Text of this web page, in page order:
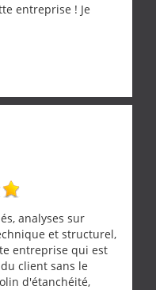
entreprise ! Je
analyses sur
et structurel,
entreprise qui est
client sans le
d'étanchéité,